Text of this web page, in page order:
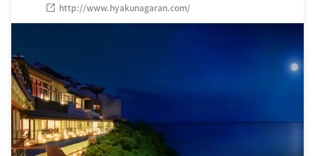
http://www.hyakunagaran.com/